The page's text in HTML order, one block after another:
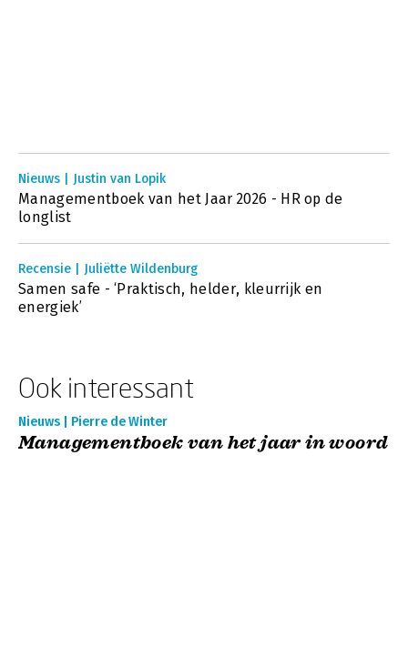
Nieuws | Justin van Lopik
Managementboek van het Jaar 2026 - HR op de
longlist
Recensie | Juliëtte Wildenburg
Samen safe - ‘Praktisch, helder, kleurrijk en
energiek’
Ook interessant
Nieuws | Pierre de Winter
Managementboek van het jaar in woord